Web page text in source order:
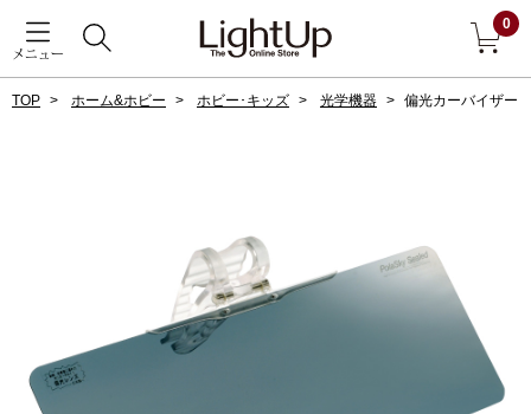
メニュー
0
戻る
ジャケット
TOP ホーム&ホビー ホビー･キッズ 光学機器 偏光カーバイザー